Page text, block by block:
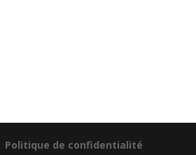
Politique de confidentialité